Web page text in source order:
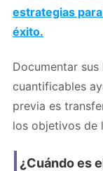
estrategias
éxito.
Documentar
cuantificables
previa es
los objetivos de
¿Cuándo es